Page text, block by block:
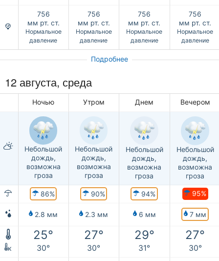
756
мм рт. ст.
Нормальное
давление
756
мм рт. ст.
Нормальное
давление
756
мм рт. ст.
Нормальное
давление
756
мм рт. ст.
Нормальное
давление
Подробнее
12 августа, среда
Ночью Утром Днем Вечером
Небольшой
дождь,
возможна
гроза
Небольшой
дождь,
возможна
гроза
Небольшой
дождь,
возможна
гроза
Небольшой
дождь,
возможна
гроза
86% 90% 94% 95%
2.8 мм 2.3 мм 6 мм 7 мм
25° 27° 29° 27°
к 30° 30° 31° 30°